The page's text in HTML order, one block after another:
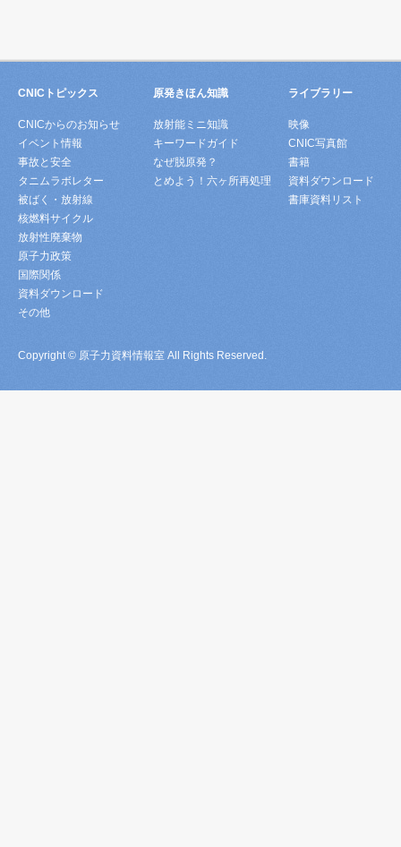
CNICトピックス
CNICからのお知らせ
イベント情報
事故と安全
タニムラボレター
被ばく・放射線
核燃料サイクル
放射性廃棄物
原子力政策
国際関係
資料ダウンロード
その他
原発きほん知識
放射能ミニ知識
キーワードガイド
なぜ脱原発？
とめよう！六ヶ所再処理
ライブラリー
映像
CNIC写真館
書籍
資料ダウンロード
書庫資料リスト
Copyright © 原子力資料情報室 All Rights Reserved.